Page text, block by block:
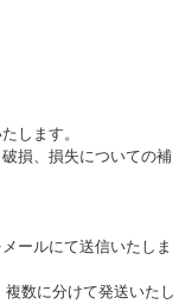
します。
損、損失についての補
ールにて送信いたしま
数に分けて発送いたし